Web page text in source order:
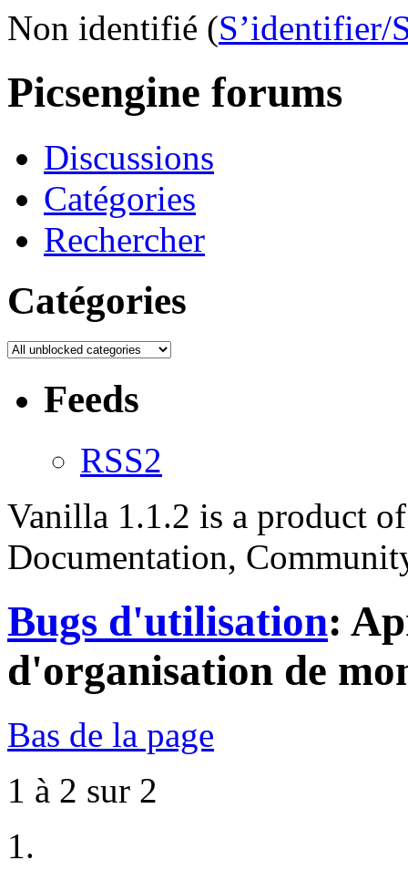
Non identifié (S’identifier/
Picsengine forums
Discussions
Catégories
Rechercher
Catégories
Feeds
RSS2
Vanilla 1.1.2 is a product
Documentation,
Bugs d'utilisation:
d'organisation de
Bas de la page
1 à 2 sur 2